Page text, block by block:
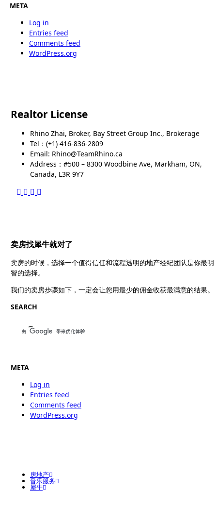
META
Log in
Entries feed
Comments feed
WordPress.org
Realtor License
Rhino Zhai, Broker, Bay Street Group Inc., Brokerage
Tel：(+1) 416-836-2809
Email: Rhino@TeamRhino.ca
Address：#500 – 8300 Woodbine Ave, Markham, ON,
Canada, L3R 9Y7
卖房找犀牛就对了
卖房的时候，选择一个值得信任和流程透明的地产经纪团队是你最明
智的选择。
我们的卖房步骤如下，一定会让您用最少的佣金收获最满意的结果。
SEARCH
META
Log in
Entries feed
Comments feed
WordPress.org
房地产
音乐服务
犀牛